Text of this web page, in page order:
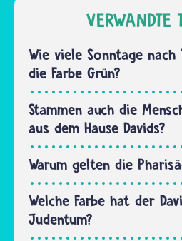
Sonst
das…
heutigen
Israels
gab es
über die
Jahrtausende
verschiedene
Herrscher:
Perser,
Makedonier,
…
VERWANDTE
Wie viele Sonntage nach
die Farbe Grün?
Stammen auch die
aus dem Hause Davids?
Warum gelten die
Welche Farbe hat der
Judentum?